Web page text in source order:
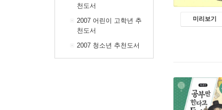
천도서
2007 어린이 고학년 추
천도서
2007 청소년 추천도서
미리보기